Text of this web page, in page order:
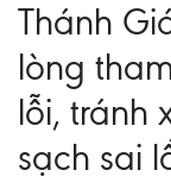
Thánh
lòng
lỗi, tránh
sạch sai